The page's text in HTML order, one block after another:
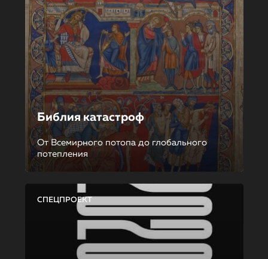
Библия катастроф
От Всемирного потопа до глобального
потепления
СПЕЦПРОЕКТ